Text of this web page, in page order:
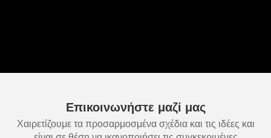
Επικοινωνήστε μαζί μας
Χαιρετίζουμε τα προσαρμοσμένα σχέδια και τις ιδέες και